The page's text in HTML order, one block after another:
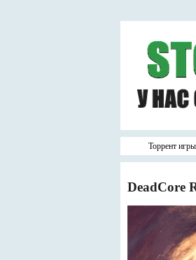
Торрент игры
DeadCore